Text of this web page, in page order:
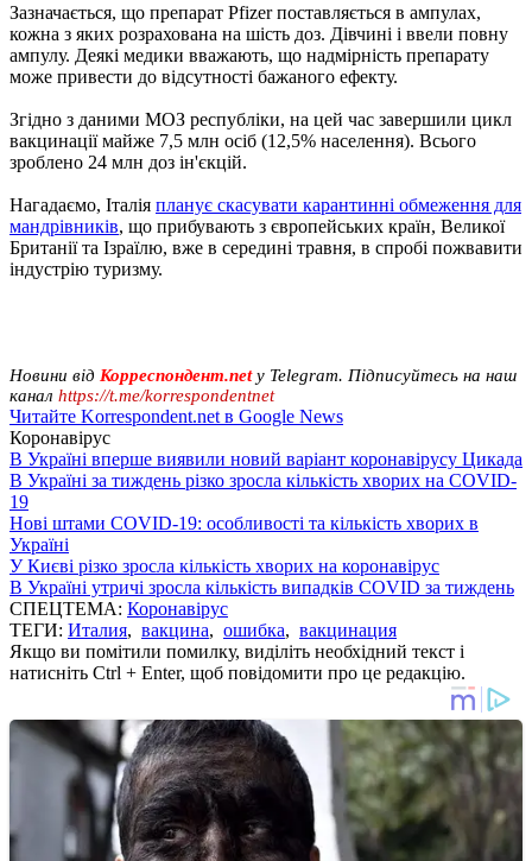
Зазначається, що препарат Pfizer поставляється в ампулах,
кожна з яких розрахована на шість доз. Дівчині і ввели повну
ампулу. Деякі медики вважають, що надмірність препарату
може привести до відсутності бажаного ефекту.
Згідно з даними МОЗ республіки, на цей час завершили цикл
вакцинації майже 7,5 млн осіб (12,5% населення). Всього
зроблено 24 млн доз ін'єкцій.
Нагадаємо, Італія планує скасувати карантинні обмеження для
мандрівників, що прибувають з європейських країн, Великої
Британії та Ізраїлю, вже в середині травня, в спробі пожвавити
індустрію туризму.
Новини від Корреспондент.netу Telegram. Підписуйтесь на наш
канал https://t.me/korrespondentnet
Читайте Korrespondent.net в Google News
Коронавірус
В Україні вперше виявили новий варіант коронавірусу Цикада
В Україні за тиждень різко зросла кількість хворих на COVID-
19
Нові штами COVID-19: особливості та кількість хворих в
Україні
У Києві різко зросла кількість хворих на коронавірус
В Україні утричі зросла кількість випадків COVID за тиждень
СПЕЦТЕМА: Коронавірус
ТЕГИ: Италия, вакцина, ошибка, вакцинация
Якщо ви помітили помилку, виділіть необхідний текст і
натисніть Ctrl + Enter, щоб повідомити про це редакцію.